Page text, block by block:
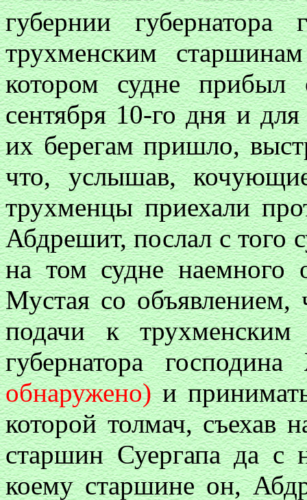
губернии
трухменским
котором судне
сентября 10-го дня и
их берегам пришло,
что, услышав,
трухменцы приехали
Абдрешит, послал с того
на том судне наемного
Мустая со
подачи к трухменским
губернатора
обнаружено)и
которой толмач, съехав
старшин Суергапа да с
коему старшине он,